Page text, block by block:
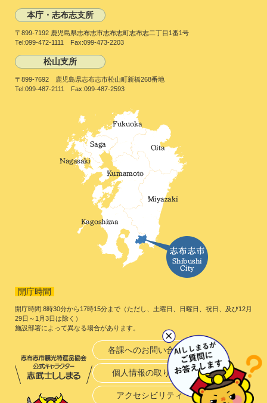
本庁・志布志支所
〒899-7192 鹿児島県志布志市志布志町志布志二丁目1番1号
Tel:099-472-1111 Fax:099-473-2203
松山支所
〒899-7692 鹿児島県志布志市松山町新橋268番地
Tel:099-487-2111 Fax:099-487-2593
開庁時間
開庁時間:8時30分から17時15分まで（ただし、土曜日、日曜日、祝日、及び12月
29日～1月3日は除く）
施設部署によって異なる場合があります。
各課へのお問い合わせ
個人情報の取り扱い
アクセシビリティ